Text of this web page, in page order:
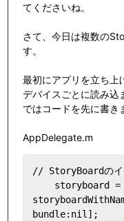
てくださいね。
さて、今日は複数の
す。
最初にアプリを立ち上
デバイスごとに読み込
ではコードを先に書き
AppDelegate.m
// StoryBoardのイ
bundle:nil];